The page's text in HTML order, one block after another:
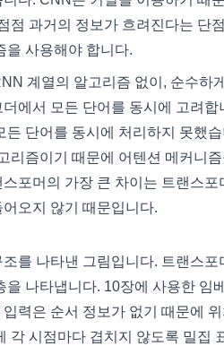
점 과거의 정보가 흐려진다는 단
을 사용해야 합니다.
계열의 알고리즘 없이, 순수
에서 모든 단어를 동시에 고려
든 단어를 동시에 처리하지 못했
리즘이기 때문에 어텐션 메커니
포머의 가장 큰 차이는 트랜스
오지 않기 때문입니다.
를 나타낸 그림입니다. 트랜스
나타냅니다. 10장에 사용한
력은 순서 정보가 없기 때문에
각 시점마다 겹치지 않도록 밀